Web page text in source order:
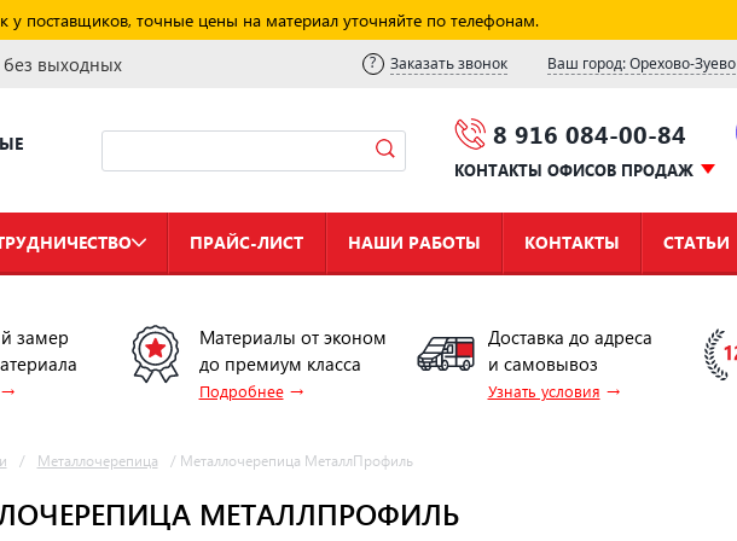
у поставщиков, точные цены на материал уточняйте по телефонам.
выходных Заказать звонок Ваш город: Орехово-Зуево
8 916 084-00-84
КОНТАКТЫ ОФИСОВ ПРОДАЖ
ПРАЙС-ЛИСТ НАШИ РАБОТЫ КОНТАКТЫ СТАТЬИ
замер
Материалы от эконом
до премиум класса
Подробнее→
Доставка до адреса
и самовывоз
Узнать условия →
/ Металлочерепица / Металлочерепица МеталлПрофиль
МЕТАЛЛПРОФИЛЬ